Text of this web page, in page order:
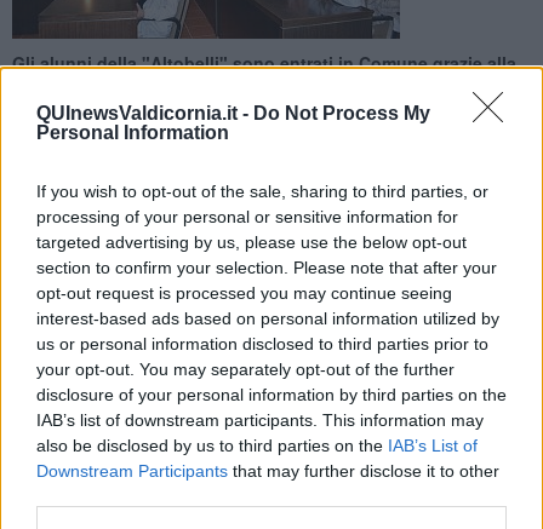
QUInewsValdicornia.it - Do Not Process My
Personal Information
If you wish to opt-out of the sale, sharing to third parties, or
processing of your personal or sensitive information for
targeted advertising by us, please use the below opt-out
section to confirm your selection. Please note that after your
opt-out request is processed you may continue seeing
interest-based ads based on personal information utilized by
us or personal information disclosed to third parties prior to
your opt-out. You may separately opt-out of the further
disclosure of your personal information by third parties on the
IAB’s list of downstream participants. This information may
also be disclosed by us to third parties on the IAB’s List of
Downstream Participants that may further disclose it to other
Gli alunni della "Altobelli" sono entrati in Comune grazie alla
CAMPIGLIA MARITTIMA — Le due classi quinte della scuola
primaria "A. Altobelli" di Venturina Terme hanno fatto visita al
Comune per conoscere da vicino i luoghi dell'espressione
democratica della vita locale. Gli alunni, accompagnati dalle loro
insegnanti, hanno incontrato nella sala consiliare il sindaco
Rossana Soffritti, l'assessore all'istruzione Alberta Ticciati e il
vicesindaco Jacopo Bertocchi.
I ragazzi stanno portando avanti l'esperienza della Città dei
Bambini e quindi hanno studiato e messo in pratica i principi che
regolano la vita democratica. Per questo la visita in Comune,